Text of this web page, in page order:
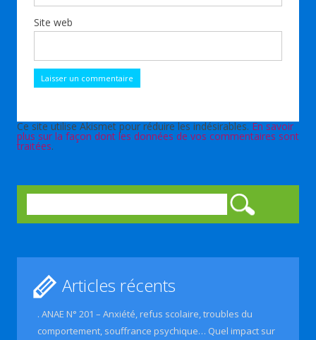
Site web
Ce site utilise Akismet pour réduire les indésirables.En savoir
plus sur la façon dont les données de vos commentaires sont
traitées.
Articles récents
. ANAE N° 201 – Anxiété, refus scolaire, troubles du
comportement, souffrance psychique… Quel impact sur